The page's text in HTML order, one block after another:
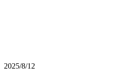
2025/8/12